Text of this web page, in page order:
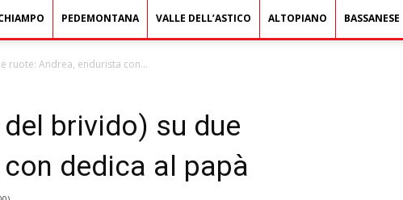
PEDEMONTANA VALLE DELL’ASTICO ALTOPIANO BASSANESE
ruote: Andrea, endurista con...
brivido) su due
dedica al papà